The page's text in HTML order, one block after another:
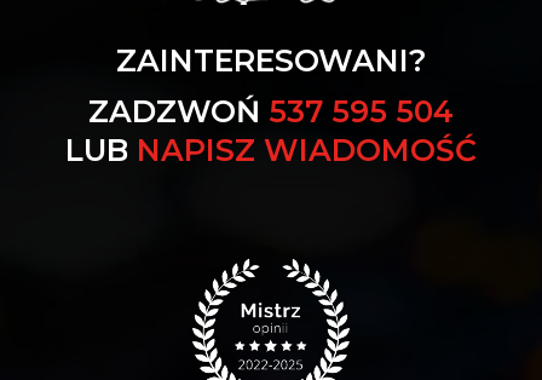
ZAINTERESOWANI?
ZADZWOŃ 537 595 504
LUB NAPISZ WIADOMOŚĆ